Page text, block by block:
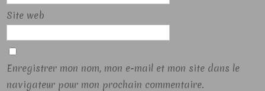
Site web
Enregistrer mon nom, mon e-mail et mon site dans le
navigateur pour mon prochain commentaire.